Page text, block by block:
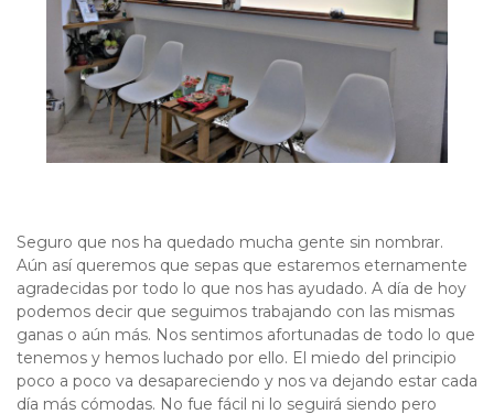
Seguro que nos ha quedado mucha gente sin nombrar.
Aún así queremos que sepas que estaremos eternamente
agradecidas por todo lo que nos has ayudado. A día de hoy
podemos decir que seguimos trabajando con las mismas
ganas o aún más. Nos sentimos afortunadas de todo lo que
tenemos y hemos luchado por ello. El miedo del principio
poco a poco va desapareciendo y nos va dejando estar cada
día más cómodas. No fue fácil ni lo seguirá siendo pero